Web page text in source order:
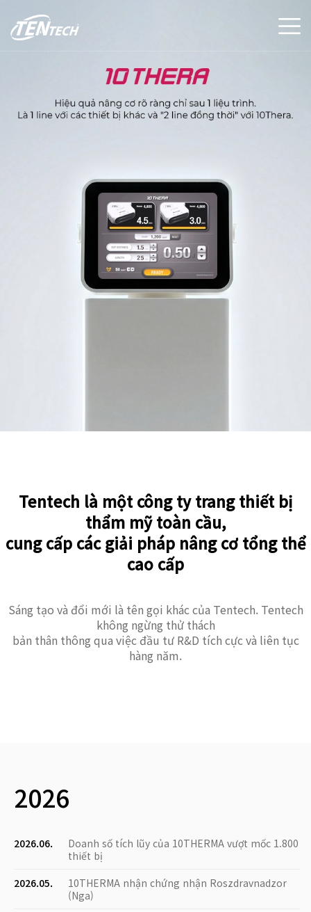
Tentech là một công ty trang thiết bị
thẩm mỹ toàn cầu,
cung cấp các giải pháp nâng cơ tổng thể
cao cấp
Sáng tạo và đổi mới là tên gọi khác của Tentech. Tentech
không ngừng thử thách
bản thân thông qua việc đầu tư R&D tích cực và liên tục
hàng năm.
2026
2026.06.
Doanh số tích lũy của 10THERMA vượt mốc 1.800
thiết bị
2026.05.
10THERMA nhận chứng nhận Roszdravnadzor
(Nga)